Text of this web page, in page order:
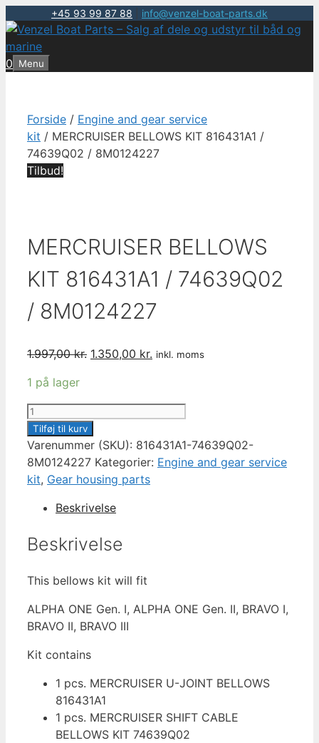
+45 93 99 87 88 info@venzel-boat-parts.dk
Hop
til
indhold
0 Menu
Forside / Engine and gear service
kit / MERCRUISER BELLOWS KIT 816431A1 /
74639Q02 / 8M0124227
Tilbud!
MERCRUISER BELLOWS
KIT 816431A1 / 74639Q02
/ 8M0124227
1.997,00kr. Den
var:
1.997,00 kr..
1.350,00 kr. Den
er:
1.350,00 kr..
inkl. moms
1 på lager
MERCRUISER
BELLOWS
KIT
816431A1
/
antal
Tilføj til kurv
Varenummer (SKU): 816431A1-74639Q02-
8M0124227 Kategorier: Engine and gear service
kit, Gear housing parts
Beskrivelse
Beskrivelse
This bellows kit will fit
ALPHA ONE Gen. I, ALPHA ONE Gen. II, BRAVO I,
BRAVO II, BRAVO III
Kit contains
1 pcs. MERCRUISER U-JOINT BELLOWS
816431A1
1 pcs. MERCRUISER SHIFT CABLE
BELLOWS KIT 74639Q02